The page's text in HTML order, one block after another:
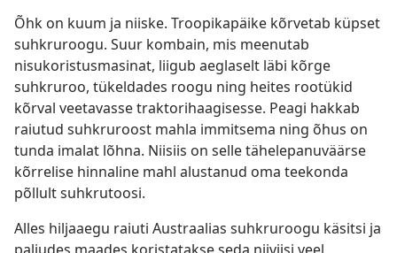
Õhk on kuum ja niiske. Troopikapäike kõrvetab küpset
suhkruroogu. Suur kombain, mis meenutab
nisukoristusmasinat, liigub aeglaselt läbi kõrge
suhkruroo, tükeldades roogu ning heites rootükid
kõrval veetavasse traktorihaagisesse. Peagi hakkab
raiutud suhkruroost mahla immitsema ning õhus on
tunda imalat lõhna. Niisiis on selle tähelepanuväärse
kõrrelise hinnaline mahl alustanud oma teekonda
põllult suhkrutoosi.
Alles hiljaaegu raiuti Austraalias suhkruroogu käsitsi ja